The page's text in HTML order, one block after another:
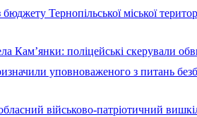
Тернопільської міської
Кам’янки: поліцейські скерували
уповноваженого з питань
військово-патріотичний